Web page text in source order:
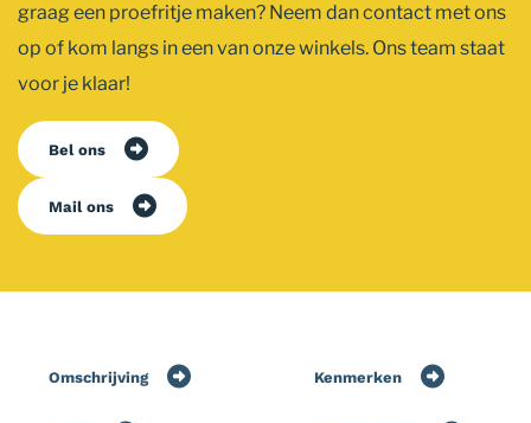
graag een proefritje maken? Neem dan contact met ons
op of kom langs in een van onze winkels. Ons team staat
voor je klaar!
Bel ons
Mail ons
Omschrijving Kenmerken